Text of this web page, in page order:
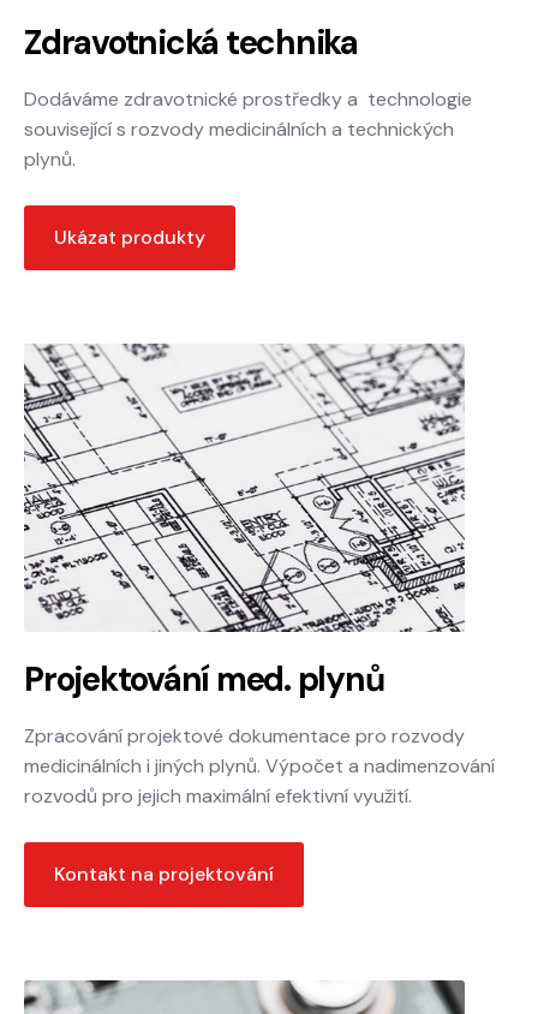
Zdravotnická technika
Dodáváme zdravotnické prostředky a technologie
související s rozvody medicinálních a technických
plynů.
Ukázat produkty
Projektování med. plynů
Zpracování projektové dokumentace pro rozvody
medicinálních i jiných plynů. Výpočet a nadimenzování
rozvodů pro jejich maximální efektivní využití.
Kontakt na projektování